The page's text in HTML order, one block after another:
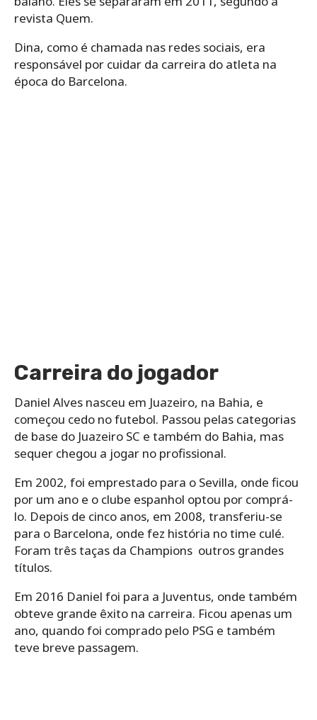
revista Quem.
Dina, como é chamada nas redes sociais, era
responsável por cuidar da carreira do atleta na
época do Barcelona.
Carreira do jogador
Daniel Alves nasceu em Juazeiro, na Bahia, e
começou cedo no futebol. Passou pelas categorias
de base do Juazeiro SC e também do Bahia, mas
sequer chegou a jogar no profissional.
Em 2002, foi emprestado para o Sevilla, onde ficou
por um ano e o clube espanhol optou por comprá-
lo. Depois de cinco anos, em 2008, transferiu-se
para o Barcelona, onde fez história no time culé.
Foram três taças da Champions outros grandes
títulos.
Em 2016 Daniel foi para a Juventus, onde também
obteve grande êxito na carreira. Ficou apenas um
ano, quando foi comprado pelo PSG e também
teve breve passagem.